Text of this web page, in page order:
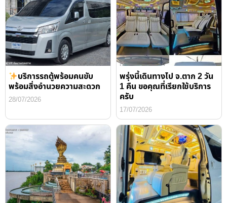
บริการรถตู้พร้อมคนขับ
พร้อมสิ่งอำนวยความสะดวก
28/07/2026
พรุ่งนี้เดินทางไป จ.ตาก 2 วัน
1 คืน ขอคุณที่เรียกใช้บริการ
ครับ
17/07/2026